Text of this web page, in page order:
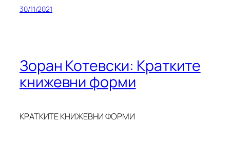
30/11/2021
Зоран Котевски: Кратките
книжевни форми
КРАТКИТЕ КНИЖЕВНИ ФОРМИ